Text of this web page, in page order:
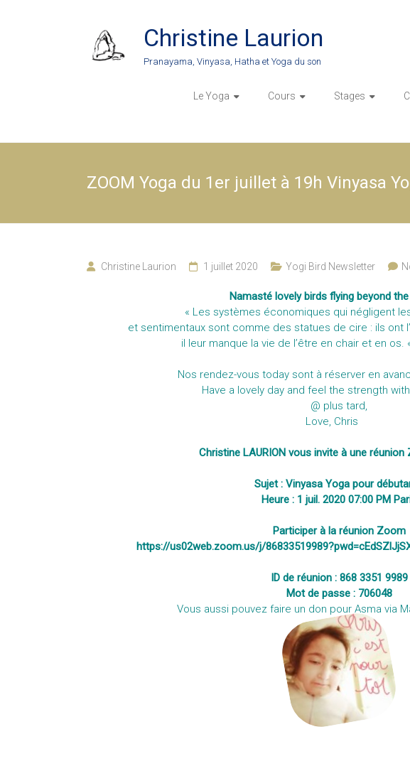
Christine Laurion
Pranayama, Vinyasa, Hatha et Yoga du son
Le Yoga Cours Stages
ZOOM Yoga du 1er juillet à 19h Vinyasa
Christine Laurion 1 juillet 2020 Yogi Bird Newsletter
Namasté lovely birds flying beyond
« Les systèmes économiques qui négligent
et sentimentaux sont comme des statues de cire : ils ont
il leur manque la vie de l’être en chair et en os.
Nos rendez-vous today sont à réserver en
Have a lovely day and feel the strength
@ plus tard,
Love, Chris
Christine LAURION vous invite à une réunion
Sujet : Vinyasa Yoga pour
Heure : 1 juil. 2020 07:00 PM
Participer à la réunion Zoom
https://us02web.zoom.us/j/
ID de réunion : 868 3351 9989
Mot de passe : 706048
Vous aussi pouvez faire un don pour Asma via